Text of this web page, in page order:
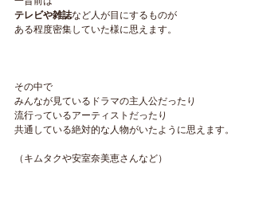
テレビや雑誌など人が目にするものが
ある程度密集していた様に思えます。
その中で
みんなが見ているドラマの主人公だったり
流行っているアーティストだったり
共通している絶対的な人物がいたように思えます。
（キムタクや安室奈美恵さんなど）